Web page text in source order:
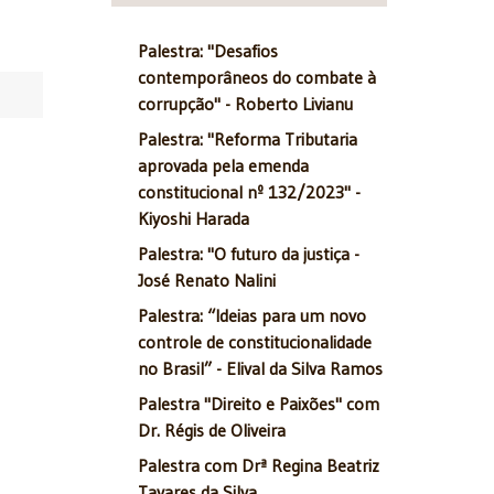
Palestra: "Desafios
contemporâneos do combate à
corrupção" - Roberto Livianu
Palestra: "Reforma Tributaria
aprovada pela emenda
constitucional nº 132/2023" -
Kiyoshi Harada
Palestra: "O futuro da justiça -
José Renato Nalini
Palestra: “Ideias para um novo
controle de constitucionalidade
no Brasil” - Elival da Silva Ramos
Palestra "Direito e Paixões" com
Dr. Régis de Oliveira
Palestra com Drª Regina Beatriz